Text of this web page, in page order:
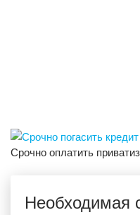
Срочно оплатить
Необходимая